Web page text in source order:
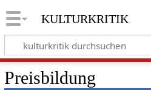
kulturkritik
Preisbildung